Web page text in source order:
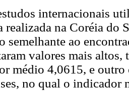
internacionais
realizada na Coréia do
semelhante ao
valores mais
médio 4,0615, e
no qual o indicador